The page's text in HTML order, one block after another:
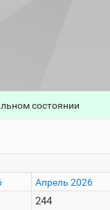
состоянии
Апрель 2026
244